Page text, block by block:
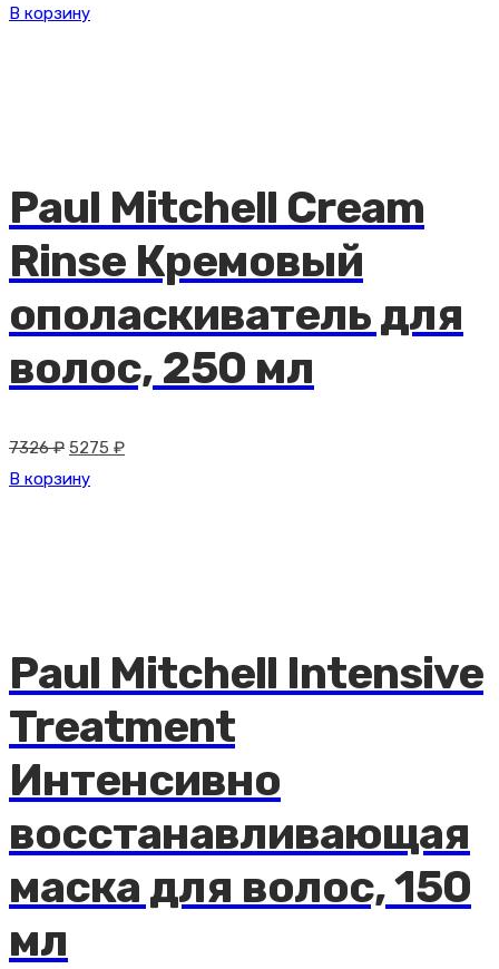
цена
В корзину
Paul Mitchell Cream
Rinse Кремовый
ополаскиватель для
волос, 250 мл
7326₽ Первоначальная
цена
5275 ₽Текущая
В корзину
Paul Mitchell Intensive
Treatment
Интенсивно
восстанавливающая
маска для волос, 150
мл